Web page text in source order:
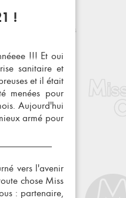
!
!!! Et oui
sanitaire et
et il était
menées pour
Aujourd'hui
armé pour
vers l'avenir
chose Miss
: partenaire,